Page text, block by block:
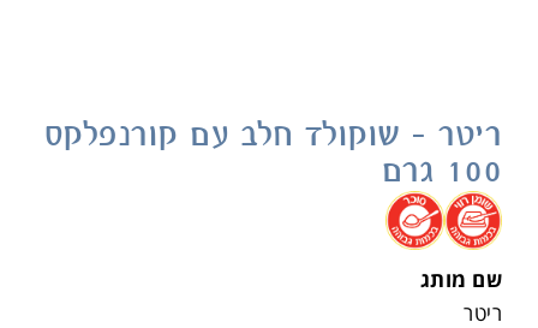
ריטר – שוקולד חלב עם קורנפלקס
100 גרם
.
.
שם מותג
ריטר